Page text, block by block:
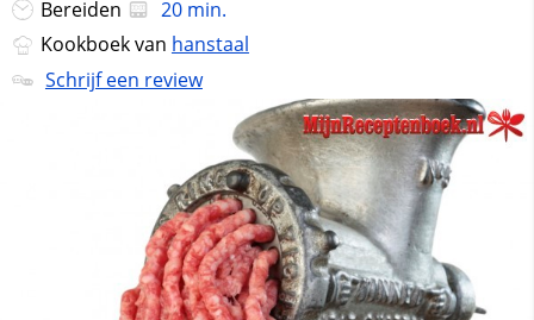
Bereiden
20 min.
Kookboek van hanstaal
Schrijf een review